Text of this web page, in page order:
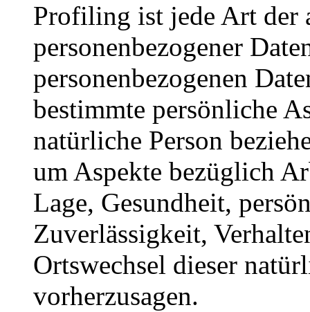
Profiling ist jede Art der
personenbezogener
personenbezogenen
bestimmte persönliche
natürliche Person
um Aspekte bezüglich
Lage, Gesundheit,
Zuverlässigkeit,
Ortswechsel dieser
vorherzusagen.